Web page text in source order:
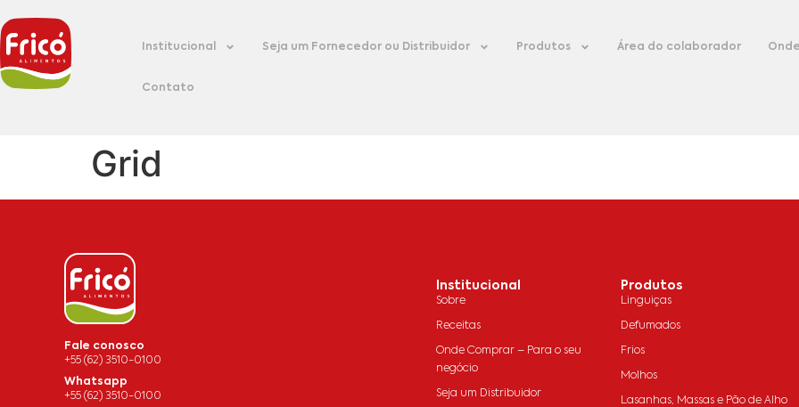
Institucional Seja um Fornecedor ou Distribuidor Produtos Área do colaborador
Contato
Grid
Fale conosco
+55 (62) 3510-0100
Whatsapp
+55 (62) 3510-0100
Institucional
Sobre
Receitas
Onde Comprar – Para o seu
negócio
Seja um Distribuidor
Produtos
Linguiças
Defumados
Frios
Molhos
Lasanhas, Massas e Pão de Alho